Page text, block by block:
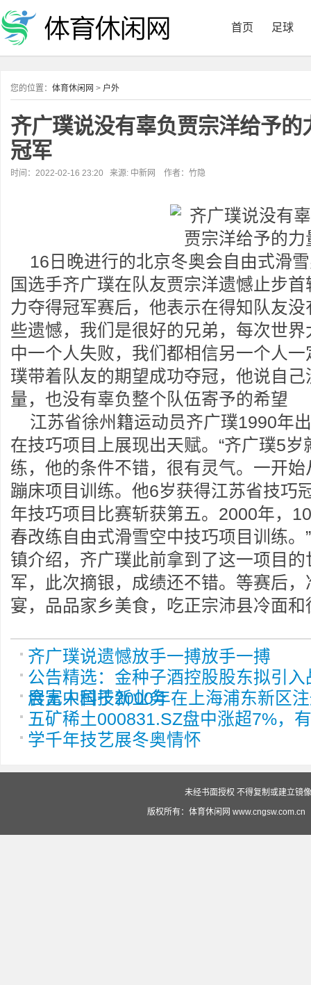
首页 足球
您的位置： 体育休闲网 > 户外
齐广璞说没有辜负贾宗洋给予的
冠军
时间：2022-02-16 23:20 来源: 中新网 作者：竹隐
16日晚进行的北京冬奥会自由式滑
国选手齐广璞在队友贾宗洋遗憾止步
力夺得冠军赛后，他表示在得知队友
些遗憾，我们是很好的兄弟，每次世
中一个人失败，我们都相信另一个人
璞带着队友的期望成功夺冠，他说自
量，也没有辜负整个队伍寄予的希望
江苏省徐州籍运动员齐广璞1990年
在技巧项目上展现出天赋。“齐广璞5
练，他的条件不错，很有灵气。一开
蹦床项目训练。他6岁获得江苏省技巧
年技巧项目比赛斩获第五。2000年，
春改练自由式滑雪空中技巧项目训练。
镇介绍，齐广璞此前拿到了这一项目
军，此次摘银，成绩还不错。等赛后
宴，品品家乡美食，吃正宗沛县冷面
齐广璞说遗憾放手一搏放手一搏
公告精选：金种子酒控股股东拟引
展无人科技新业务
合富中国于2000年在上海浦东新区
五矿稀土000831.SZ盘中涨超7%，
学千年技艺展冬奥情怀
未经书面授权 不得复制或建立镜
版权所有：体育休闲网